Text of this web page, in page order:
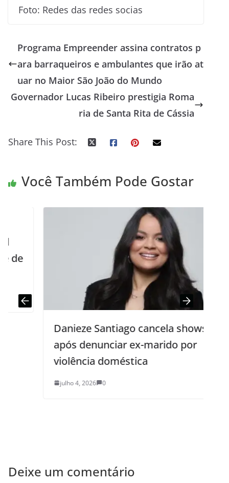
Foto: Redes das redes socias
Programa Empreender assina contratos p
ara barraqueiros e ambulantes que irão at
uar no Maior São João do Mundo
Governador Lucas Ribeiro prestigia Roma
ria de Santa Rita de Cássia
Share This Post:
Você Também Pode Gostar
Danieze Santiago cancela shows
após denunciar ex-marido por
violência doméstica
julho 4, 2026 0
Deixe um comentário